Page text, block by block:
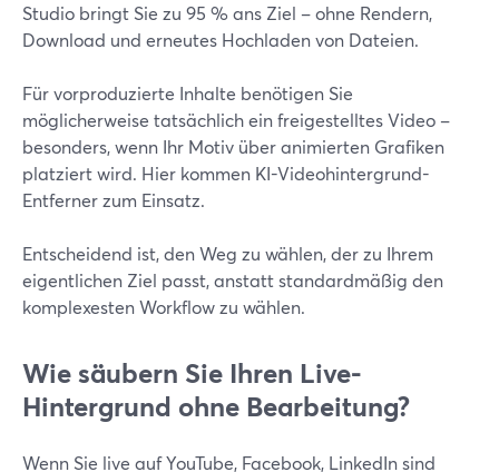
Studio bringt Sie zu 95 % ans Ziel – ohne Rendern,
Download und erneutes Hochladen von Dateien.
Für vorproduzierte Inhalte benötigen Sie
möglicherweise tatsächlich ein freigestelltes Video –
besonders, wenn Ihr Motiv über animierten Grafiken
platziert wird. Hier kommen KI-Videohintergrund-
Entferner zum Einsatz.
Entscheidend ist, den Weg zu wählen, der zu Ihrem
eigentlichen Ziel passt, anstatt standardmäßig den
komplexesten Workflow zu wählen.
Wie säubern Sie Ihren Live-
Hintergrund ohne Bearbeitung?
Wenn Sie live auf YouTube, Facebook, LinkedIn sind